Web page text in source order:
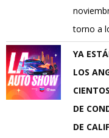
torno a
YA
LOS
DE
DE